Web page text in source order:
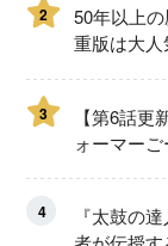
2
50年以上
重版は大
3
【第6話
ォーマー
4
『太鼓の